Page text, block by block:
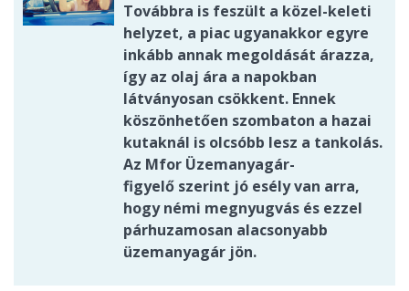
Továbbra is feszült a közel-keleti
helyzet, a piac ugyanakkor egyre
inkább annak megoldását árazza,
így az olaj ára a napokban
látványosan csökkent. Ennek
köszönhetően szombaton a hazai
kutaknál is olcsóbb lesz a tankolás.
Az Mfor Üzemanyagár-
figyelő szerint jó esély van arra,
hogy némi megnyugvás és ezzel
párhuzamosan alacsonyabb
üzemanyagár jön.